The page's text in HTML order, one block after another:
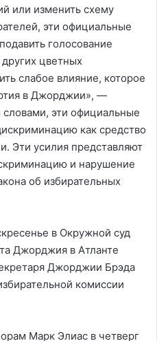
или изменить схему
эти официальные
голосование
цветных
слабое влияние, которое
в Джорджии», —
словами, эти официальные
как средство
Эти усилия представляют
и нарушение
об избирательных
в Окружной суд
Джорджия в Атланте
Джорджии Брэда
комиссии
Марк Элиас в четверг